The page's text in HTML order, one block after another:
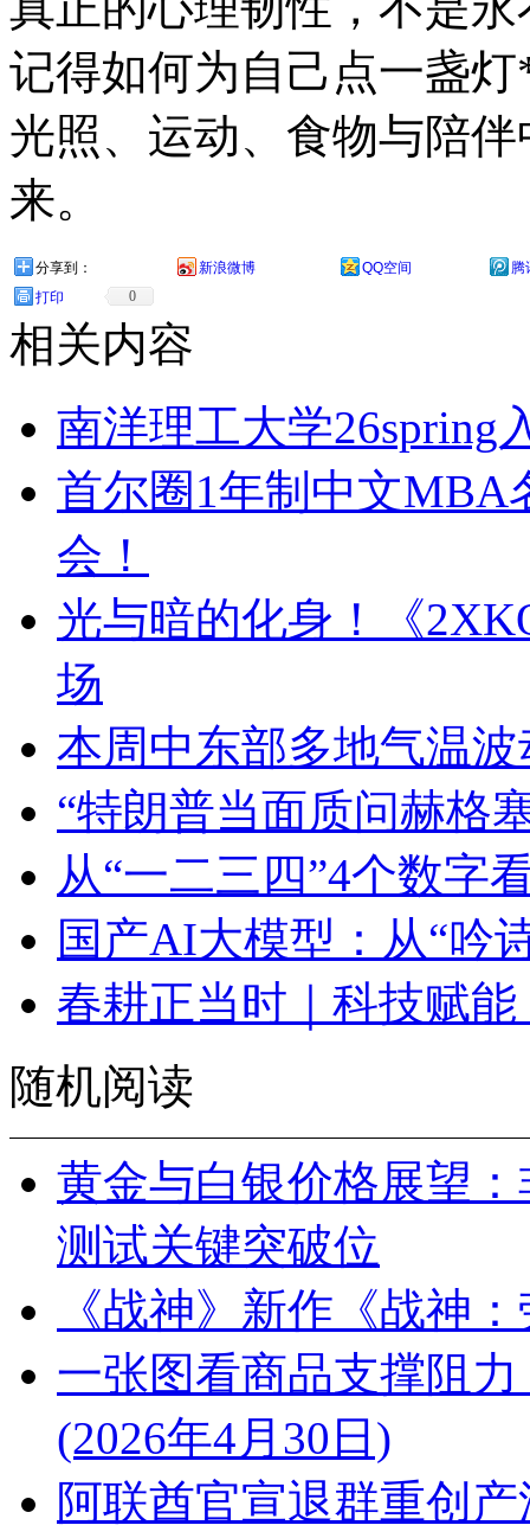
记得如何为自己点一盏
光照、运动、食物与陪
来。
分享到： 新浪微博 QQ空间
腾
打印
0
相关内容
南洋理工大学26spring
首尔圈1年制中文MBA
会！
光与暗的化身！《
场
本周中东部多地气温
“特朗普当面质问赫格
从“一二三四”4个数字
国产AI大模型：从“吟
春耕正当时｜科技赋
随机阅读
黄金与白银价格展望
测试关键突破位
《战神》新作《战神
一张图看商品支撑阻
(2026年4月30日)
阿联酋官宣退群重创